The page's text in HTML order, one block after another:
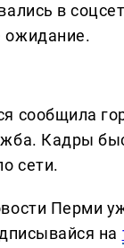
в
ожидание.
сообщила
Кадры
сети.
Перми
на